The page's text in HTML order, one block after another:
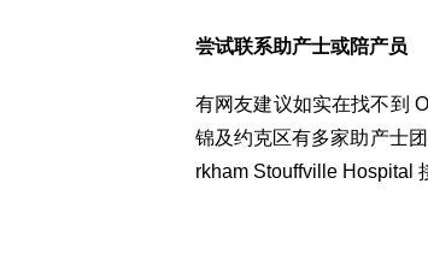
尝试联系助产士或陪产员
有网友建议如实在找不到
锦及约克区有多家助产士
rkham Stouffville Hospital